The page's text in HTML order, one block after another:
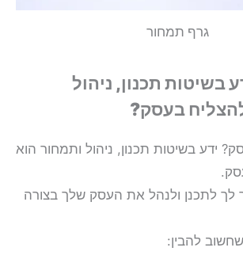
גרף תמחור
בשיטות תכנון, ניהול
בעסק?
ידע בשיטות תכנון, ניהול ותמחור הוא
לתכנן ולנהל את העסק שלך בצורה
להבין: